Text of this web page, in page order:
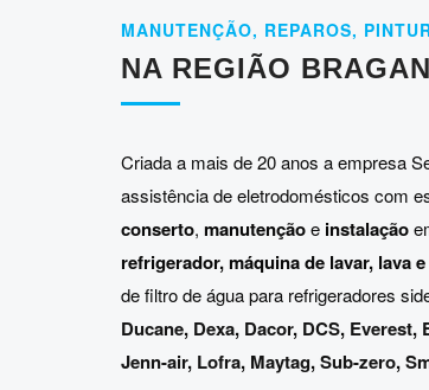
MANUTENÇÃO, REPAROS,
NA REGIÃO
Criada a mais de 20 anos a empresa
assistência de eletrodomésticos com
conserto, manutençãoe instalação
refrigerador, máquina de lavar, lava
de filtro de água para refrigeradores
Ducane, Dexa, Dacor, DCS, Everest,
Jenn-air, Lofra, Maytag,Sub-zero,